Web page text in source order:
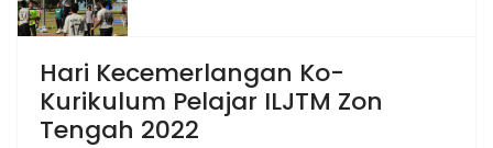
Hari Kecemerlangan Ko-
Kurikulum Pelajar ILJTM Zon
Tengah 2022